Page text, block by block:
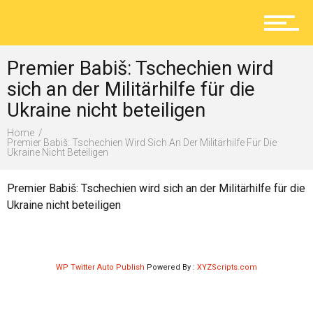
Lokal
Ratgeber
Service
Premier Babiš: Tschechien wird
sich an der Militärhilfe für die
Ukraine nicht beteiligen
Home
Premier Babiš: Tschechien Wird Sich An Der Militärhilfe Für Die
Ukraine Nicht Beteiligen
Premier Babiš: Tschechien wird sich an der Militärhilfe für die
Ukraine nicht beteiligen
WP Twitter Auto Publish Powered By : XYZScripts.com